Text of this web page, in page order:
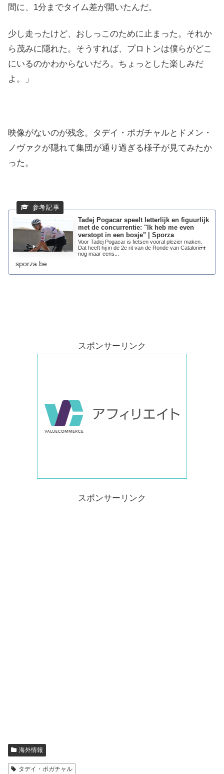
間に、1分までタイム差が開いたんだ。
少し走ったけど、おしっこのために止まった。それか
ら茂みに隠れた。そうすれば、プロトンは僕らがどこ
にいるのかわからないだろ。ちょっとした楽しみだ
よ。」
映像がないのが残念。タデイ・ポガチャルとドメン・
ノヴァクが隠れて集団が通り過ぎる様子が見てみたか
った。
Tadej Pogacar speelt letterlijk en figuurlijk
met de concurrentie: "Ik heb me even
verstopt in een bosje" | Sporza
Voor Tadej Pogacar is fietsen vooral plezier maken.
Dat heeft hij in de 2e rit van de Ronde van Cataloniﾃｫ
nog maar eens...
sporza.be
スポンサーリンク
スポンサーリンク
海外情報
タデイ・ポガチャル